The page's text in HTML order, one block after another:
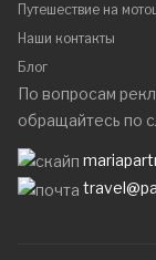
Путешествие на
Наши контакты
Блог
По вопросам
обращайтесь по